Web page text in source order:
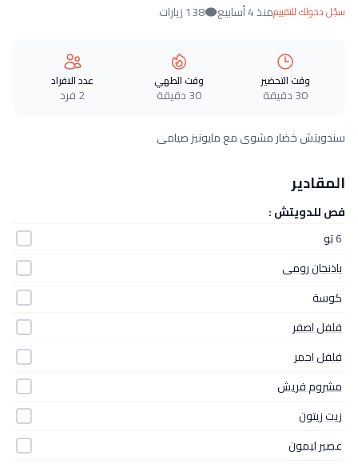
سجّل دخولك للتقييممنذ 4 أسابيع 138 زيارات
وقت التحضير
30 دقيقة
وقت الطهي
30 دقيقة
عدد الافراد
2 فرد
سندويتش خضار مشوى مع مايونيز صيامى
المقادير
فص للدويتش :
6تو
باذنجان رومى
كوسة
فلفل اصفر
فلفل احمر
مشروم فريش
زيت زيتون
عصير ليمون